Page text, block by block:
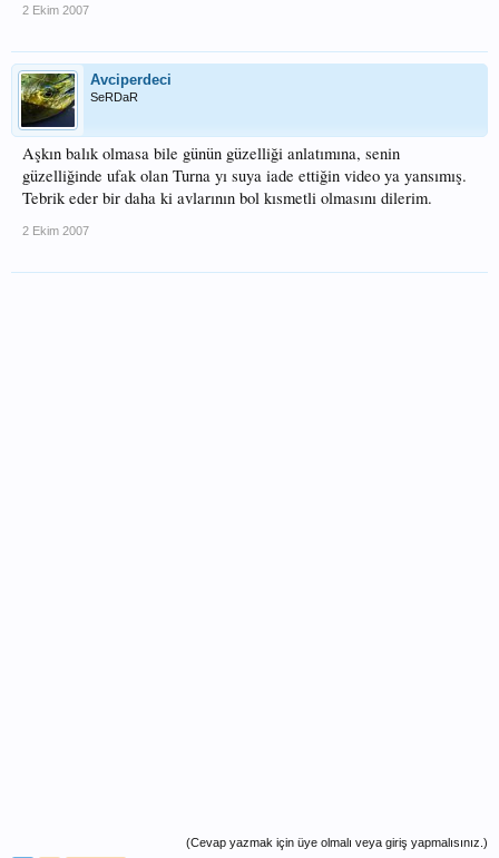
2 Ekim 2007
Avciperdeci
SeRDaR
Aşkın balık olmasa bile günün güzelliği anlatımına, senin
güzelliğinde ufak olan Turna yı suya iade ettiğin video ya yansımış.
Tebrik eder bir daha ki avlarının bol kısmetli olmasını dilerim.
2 Ekim 2007
(Cevap yazmak için üye olmalı veya giriş yapmalısınız.)